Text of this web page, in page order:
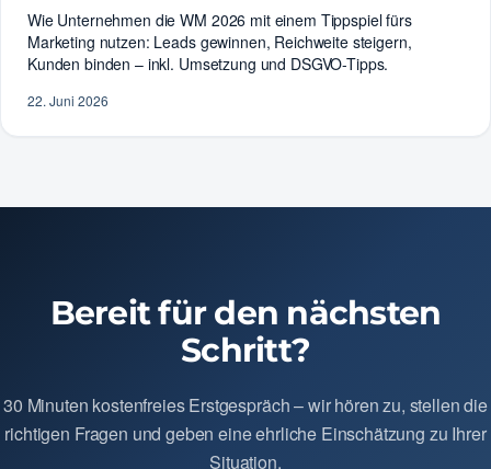
Wie Unternehmen die WM 2026 mit einem Tippspiel fürs
Marketing nutzen: Leads gewinnen, Reichweite steigern,
Kunden binden – inkl. Umsetzung und DSGVO-Tipps.
22. Juni 2026
Bereit für den nächsten
Schritt?
30 Minuten kostenfreies Erstgespräch – wir hören zu, stellen die
richtigen Fragen und geben eine ehrliche Einschätzung zu Ihrer
Situation.